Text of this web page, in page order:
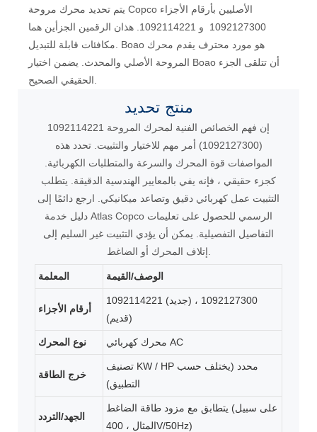
يتم تحديد محرك مروحة Copco الأصليين بأرقام الأجزاء
1092127300 و 1092114221. هذان الرقمين الجزأين هما
مكافئات قابلة للتبديل. Boao هو مورد محترف يقدم محرك
المروحة الأصلي والمحدث. يضمن اختيار Boao أن تتلقى الجزء
الحقيقي الصحيح.
منتجتحديد
إن فهم الخصائص الفنية لمحرك المروحة 1092114221
(1092127300) أمر مهم للاختيار والتثبيت. تحدد هذه
المواصفات قوة المحرك والسرعة والمتطلبات الكهربائية.
كجزء حقيقي ، فإنه يفي بالمعايير الهندسية الدقيقة. يتطلب
التثبيت عمل كهربائي دقيق وتصاعد ميكانيكي. ارجع دائمًا إلى
دليل خدمة Atlas Copco الرسمي للحصول على تعليمات
التفاصيل التفصيلية. يمكن أن يؤدي التثبيت غير السليم إلى
إتلاف المحرك أو الضاغط.
المعلمة الوصف/القيمة
أرقام الأجزاء
1092114221 (جديد) ، 1092127300
(قديم)
نوع المحرك محرك كهربائي AC
خرج الطاقة
تصنيف KW / HP محدد (يختلف حسب
التطبيق)
الجهد/التردد
يتطابق مع مزود طاقة الضاغط (على سبيل
المثال ، 400V/50Hz)